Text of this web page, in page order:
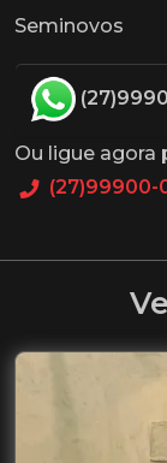
Seminovos
Ou ligue agora
(27)99900-